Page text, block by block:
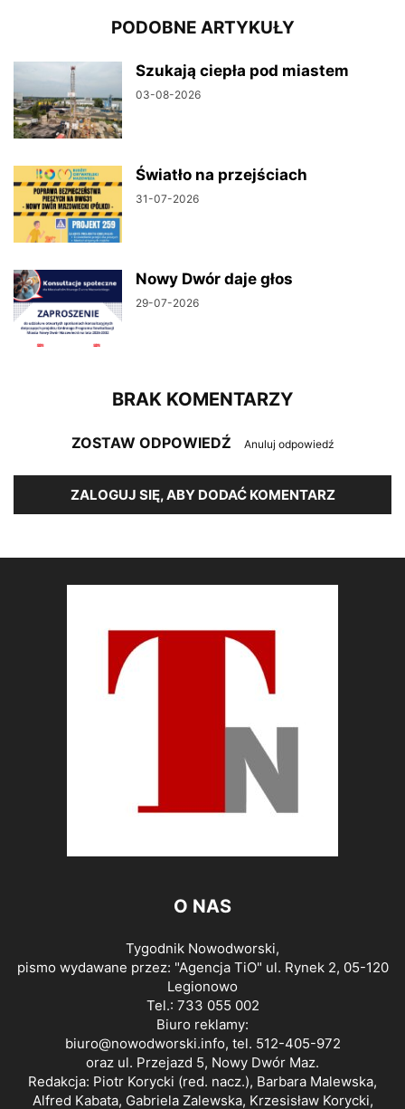
PODOBNE ARTYKUŁY
Szukają ciepła pod miastem
03-08-2026
Światło na przejściach
31-07-2026
Nowy Dwór daje głos
29-07-2026
BRAK KOMENTARZY
ZOSTAW ODPOWIEDŹ Anuluj odpowiedź
ZALOGUJ SIĘ, ABY DODAĆ KOMENTARZ
O NAS
Tygodnik Nowodworski,
pismo wydawane przez: "Agencja TiO" ul. Rynek 2, 05-120
Legionowo
Tel.: 733 055 002
Biuro reklamy:
biuro@nowodworski.info, tel. 512-405-972
oraz ul. Przejazd 5, Nowy Dwór Maz.
Redakcja: Piotr Korycki (red. nacz.), Barbara Malewska,
Alfred Kabata, Gabriela Zalewska, Krzesisław Korycki,